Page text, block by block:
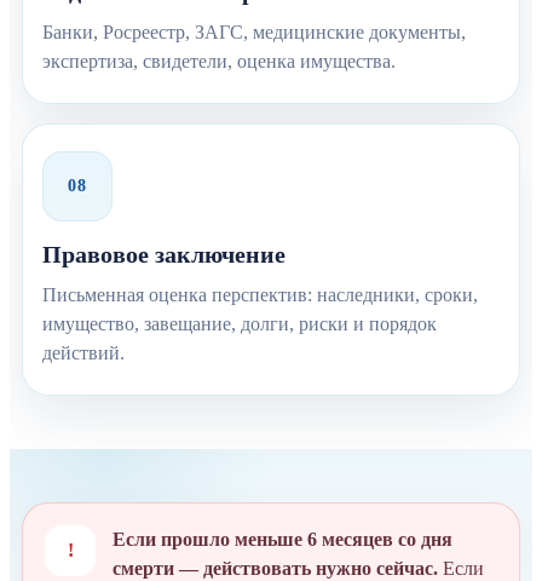
Банки, Росреестр, ЗАГС, медицинские документы,
экспертиза, свидетели, оценка имущества.
08
Правовое заключение
Письменная оценка перспектив: наследники, сроки,
имущество, завещание, долги, риски и порядок
действий.
!
Если прошло меньше 6 месяцев со дня
смерти — действовать нужно сейчас. Если